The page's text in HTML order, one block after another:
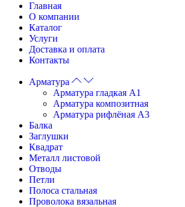
Главная
О компании
Каталог
Услуги
Доставка и оплата
Контакты
Арматура
Арматура гладкая А1
Арматура композитная
Арматура рифлёная А3
Балка
Заглушки
Квадрат
Металл листовой
Отводы
Петли
Полоса стальная
Проволока вязальная